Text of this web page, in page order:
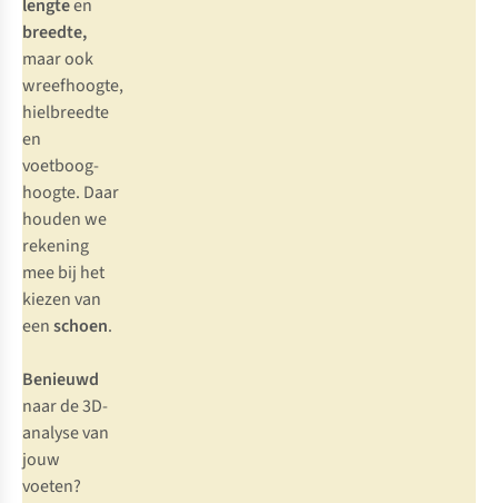
lengteen
breedte,
maar ook
wreefhoogte,
hielbreedte
en
voetboog-
hoogte. Daar
houden we
rekening
mee bij het
kiezen van
eenschoen.
Benieuwd
naar de 3D-
analyse van
jouw
voeten?